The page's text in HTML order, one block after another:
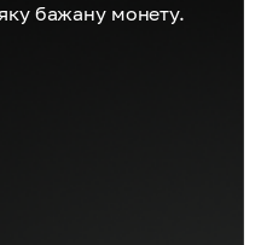
бажану монету.